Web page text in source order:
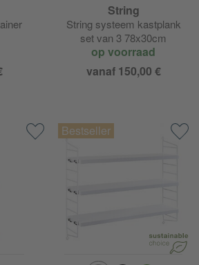
String
String systeem kastplank
set van 3 78x30cm
op voorraad
vanaf 150,00 €